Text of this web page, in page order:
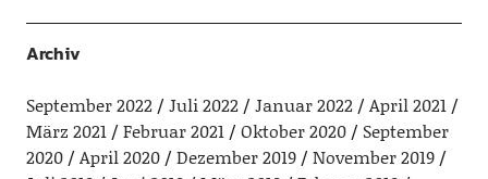
Archiv
September 2022 Juli 2022 Januar 2022
April 2021
März 2021
Februar 2021 Oktober 2020
September
2020
April 2020 Dezember 2019
November 2019